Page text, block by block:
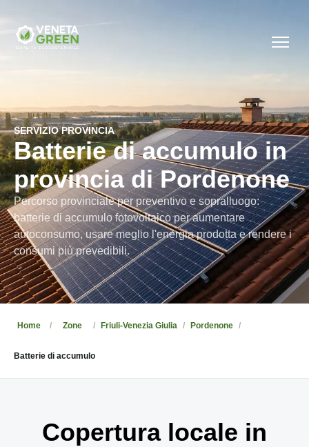
SERVIZIO PROVINCIA
Batterie di accumulo in
provincia di Pordenone
Percorso provinciale per preventivo e sopralluogo:
batterie di accumulo fotovoltaico per aumentare
autoconsumo, usare meglio l'energia prodotta e rendere i
consumi più prevedibili.
Home Zone Friuli-Venezia Giulia Pordenone
Batterie di accumulo
Copertura locale in